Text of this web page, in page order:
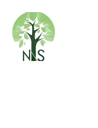
Saltar
contenido